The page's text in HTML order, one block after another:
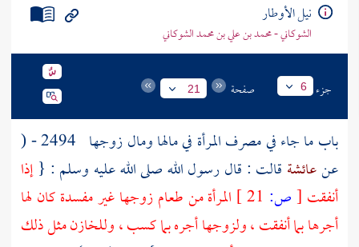
نيل الأوطار
الشوكاني - محمد بن علي بن محمد الشوكاني
جزء 6 صفحة 21
باب ما جاء في مصرف المرأة في مالها ومال زوجها
2494 - (
عنعائشة قالت : قال رسول الله صلى الله عليه وسلم : {إذا
أنفقت [ص:
المرأة من طعام زوجها غير مفسدة كان لها
أجرها بما أنفقت ، ولزوجها أجره بما كسب ، وللخازن مثل ذلك